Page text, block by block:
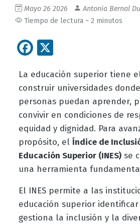
Mayo 26 2026
Antonia Bernal
Tiempo de lectura ~ 2 minutos
Facebook
La educación superior tiene
construir universidades
personas puedan aprender,
convivir en condiciones de
equidad y dignidad. Para
propósito, el Índice de
Educación Superior (INES)se
una herramienta
El INES permite a las
educación superior identificar
gestiona la inclusión y la